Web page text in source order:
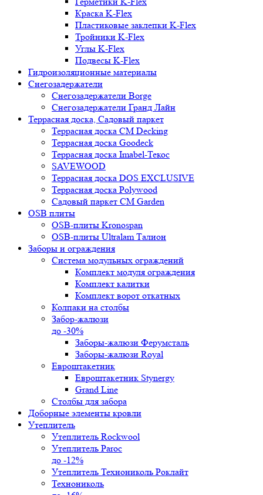
Краска K-Flex
Пластиковые заклепки K-Flex
Тройники K-Flex
Углы K-Flex
Подвесы K-Flex
Гидроизоляционные материалы
Снегозадержатели
Снегозадержатели Borge
Снегозадержатели Гранд Лайн
Террасная доска, Садовый паркет
Террасная доска CM Decking
Террасная доска Goodeck
Террасная доска Imabel-Текос
SAVEWOOD
Террасная доска DOS EXCLUSIVE
Террасная доска Polywood
Садовый паркет CM Garden
OSB плиты
OSB-плиты Kronospan
OSB-плиты Ultralam Талион
Заборы и ограждения
Система модульных ограждений
Комплект модуля ограждения
Комплект калитки
Комплект ворот откатных
Колпаки на столбы
Забор-жалюзи
до -30%
Заборы-жалюзи Ферумсталь
Заборы-жалюзи Royal
Евроштакетник
Евроштакетник Stynergy
Grand Line
Столбы для забора
Доборные элементы кровли
Утеплитель
Утеплитель Rockwool
Утеплитель Paroc
до -12%
Утеплитель Технониколь Роклайт
Технониколь